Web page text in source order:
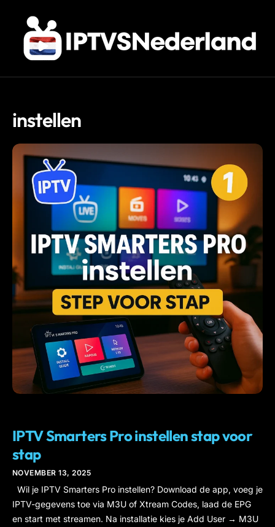
instellen
IPTV Smarters Pro instellen stap voor
stap
NOVEMBER 13, 2025
Wil je IPTV Smarters Pro instellen? Download de app, voeg je
IPTV-gegevens toe via M3U of Xtream Codes, laad de EPG
en start met streamen. Na installatie kies je Add User → M3U